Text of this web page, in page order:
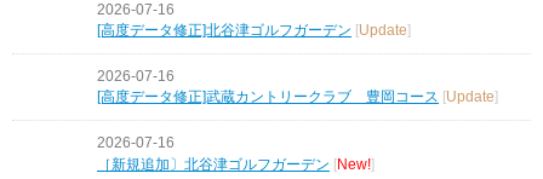
2026-07-16
[高度データ修正]北谷津ゴルフガーデン [Update]
2026-07-16
[高度データ修正]武蔵カントリークラブ 豊岡コース
Update
2026-07-16
［新規追加〕北谷津ゴルフガーデン [New!]